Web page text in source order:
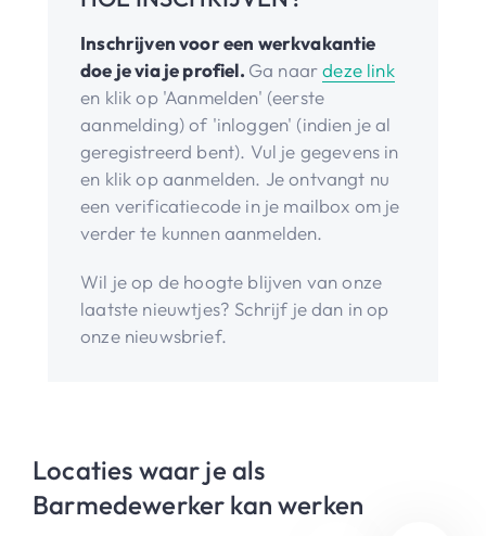
Inschrijven voor een werkvakantie
doe je via je profiel. Ga naardeze link
en klik op 'Aanmelden' (eerste
aanmelding) of 'inloggen' (indien je al
geregistreerd bent). Vul je gegevens in
en klik op aanmelden. Je ontvangt nu
een verificatiecode in je mailbox om je
verder te kunnen aanmelden.
Wil je op de hoogte blijven van onze
laatste nieuwtjes? Schrijf je dan in op
onze nieuwsbrief.
Locaties waar je als
Barmedewerker kan werken